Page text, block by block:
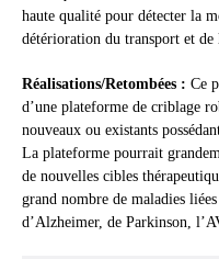
haute qualité pour détecter la
détérioration du transport et de
Réalisations/Retombées : Ce
d’une plateforme de criblage
nouveaux ou existants
La plateforme pourrait
de nouvelles cibles
grand nombre de maladies
d’Alzheimer, de Parkinson,